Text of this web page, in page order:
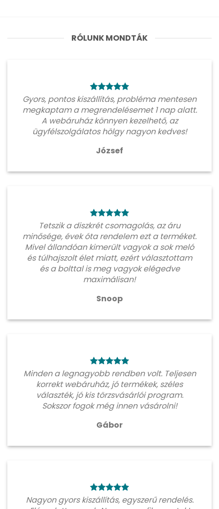
RÓLUNK MONDTÁK
Gyors, pontos kiszállítás, probléma mentesen
megkaptam a megrendelésemet 1 nap alatt.
A webáruház könnyen kezelhető, az
ügyfélszolgálatos hölgy nagyon kedves!
József
Tetszik a diszkrét csomagolás, az áru
minősége, évek óta rendelem ezt a terméket.
Mivel állandóan kimerült vagyok a sok meló
és túlhajszolt élet miatt, ezért választottam
és a bolttal is meg vagyok elégedve
maximálisan!
Snoop
Minden a legnagyobb rendben volt. Teljesen
korrekt webáruház, jó termékek, széles
választék, jó kis törzsvásárlói program.
Sokszor fogok még innen vásárolni!
Gábor
Nagyon gyors kiszállítás, egyszerű rendelés.